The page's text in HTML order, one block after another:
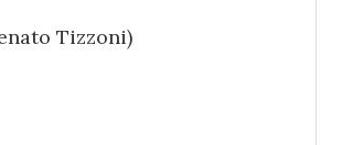
Tizzoni)